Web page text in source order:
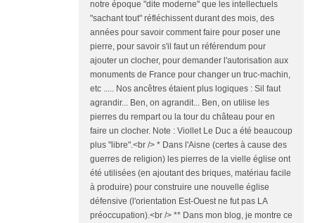
notre époque "dite moderne" que les intellectuels
"sachant tout" réfléchissent durant des mois, des
années pour savoir comment faire pour poser une
pierre, pour savoir s'il faut un référendum pour
ajouter un clocher, pour demander l'autorisation aux
monuments de France pour changer un truc-machin,
etc ..... Nos ancêtres étaient plus logiques : Sil faut
agrandir... Ben, on agrandit... Ben, on utilise les
pierres du rempart ou la tour du château pour en
faire un clocher. Note : Viollet Le Duc a été beaucoup
plus "libre".<br /> * Dans l'Aisne (certes à cause des
guerres de religion) les pierres de la vielle église ont
été utilisées (en ajoutant des briques, matériau facile
à produire) pour construire une nouvelle église
défensive (l'orientation Est-Ouest ne fut pas LA
préoccupation).<br /> ** Dans mon blog, je montre ce